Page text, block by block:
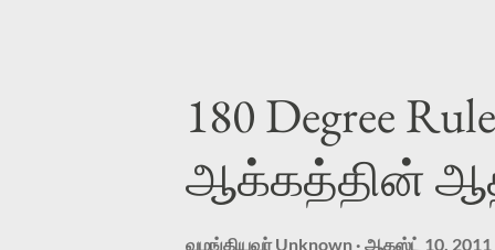
அப்போது வாசித்துக்
ஒருபுறம், சிதறி ஓடும் மக்கள்
என மொத்தக் கவலைகளையும்
180 Degree
ஆக்கத்தின்
வழங்கியவர்Unknown ஆகஸ்ட் 10, 2011